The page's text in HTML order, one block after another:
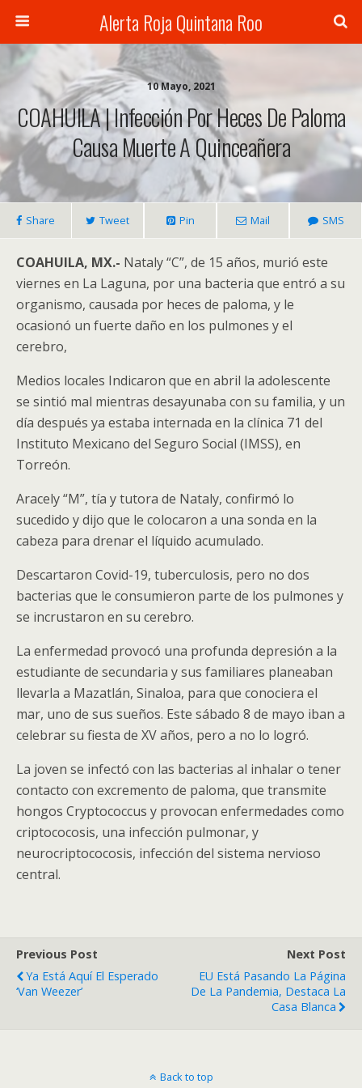
Alerta Roja Quintana Roo
10 Mayo, 2021
COAHUILA | Infección Por Heces De Paloma
Causa Muerte A Quinceañera
Share Tweet Pin Mail SMS
COAHUILA, MX.- Nataly “C”, de 15 años, murió este
viernes en La Laguna, por una bacteria que entró a su
organismo, causada por heces de paloma, y le
ocasionó un fuerte daño en los pulmones y el
cerebro,
Medios locales Indicaron que en abril la adolescente
se sintió mal mientras desayunaba con su familia, y un
día después ya estaba internada en la clínica 71 del
Instituto Mexicano del Seguro Social (IMSS), en
Torreón.
Aracely “M”, tía y tutora de Nataly, confirmó lo
sucedido y dijo que le colocaron a una sonda en la
cabeza para drenar el líquido acumulado.
Descartaron Covid-19, tuberculosis, pero no dos
bacterias que le consumieron parte de los pulmones y
se incrustaron en su cerebro.
La enfermedad provocó una profunda depresión a la
estudiante de secundaria y sus familiares planeaban
llevarla a Mazatlán, Sinaloa, para que conociera el
mar, uno de sus sueños. Este sábado 8 de mayo iban a
celebrar su fiesta de XV años, pero a no lo logró.
La joven se infectó con las bacterias al inhalar o tener
contacto con excremento de paloma, que transmite
hongos Cryptococcus y provocan enfermedades como
criptococosis, una infección pulmonar, y
neurocriptococosis, infección del sistema nervioso
central.
Previous Post
Ya Está Aquí El Esperado
‘Van Weezer’
Next Post
EU Está Pasando La Página
De La Pandemia, Destaca La
Casa Blanca
Back to top